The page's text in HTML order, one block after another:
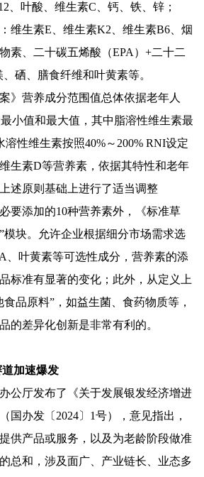
、叶酸、维生素C、钙、铁、锌；
维生素E、维生素K2、维生素B6、烟
素、二十碳五烯酸（EPA）+二十二
硒、膳食纤维和叶黄素等。
》营养成分范围值总体依据老年人
小值和最大值，其中脂溶性维生素最
溶性维生素按照40%～200% RNI设定
生素D等营养素，依据其特性和老年
述原则基础上进行了适当调整
要添加的10种营养素外，《标准草
模块。允许企业根据细分市场需求选
、叶黄素等可选性成分，营养素的添
标准有显著的变化；此外，从定义上
品原料”，如益生菌、食药物质等，
的差异化创新是非常有利的。
道加速爆发
公厅发布了《关于发展银发经济增进
国办发〔2024〕1号），意见指出，
供产品或服务，以及为老龄阶段做准
总和，涉及面广、产业链长、业态多